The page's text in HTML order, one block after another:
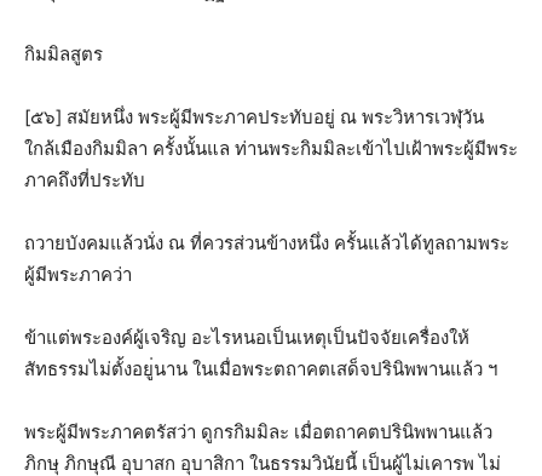
กิมมิลสูตร
[๕๖] สมัยหนึ่ง พระผู้มีพระภาคประทับอยู่ ณ พระวิหารเวฬุวัน
ใกล้เมืองกิมมิลา ครั้งนั้นแล ท่านพระกิมมิละเข้าไปเฝ้าพระผู้มีพระ
ภาคถึงที่ประทับ
ถวายบังคมแล้วนั่ง ณ ที่ควรส่วนข้างหนึ่ง ครั้นแล้วได้ทูลถามพระ
ผู้มีพระภาคว่า
ข้าแต่พระองค์ผู้เจริญ อะไรหนอเป็นเหตุเป็นปัจจัยเครื่องให้
สัทธรรมไม่ตั้งอยู่นาน ในเมื่อพระตถาคตเสด็จปรินิพพานแล้ว ฯ
พระผู้มีพระภาคตรัสว่า ดูกรกิมมิละ เมื่อตถาคตปรินิพพานแล้ว
ภิกษุ ภิกษุณี อุบาสก อุบาสิกา ในธรรมวินัยนี้ เป็นผู้ไม่เคารพ ไม่